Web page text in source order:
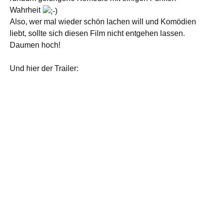
Wahrheit
Also, wer mal wieder schön lachen will und Komödien
liebt, sollte sich diesen Film nicht entgehen lassen.
Daumen hoch!
Und hier der Trailer: